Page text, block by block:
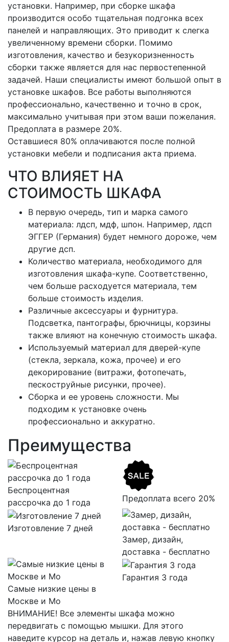
установки. Например, при сборке шкафа
производится особо тщательная подгонка всех
панелей и направляющих. Это приводит к слегка
увеличенному времени сборки. Помимо
изготовления, качество и безукоризненность
сборки также является для нас первостепенной
задачей. Наши специалисты имеют большой опыт в
установке шкафов. Все работы выполняются
профессионально, качественно и точно в срок,
максимально учитывая при этом ваши пожелания.
Предоплата в размере 20%.
Оставшиеся 80% оплачиваются после полной
установки мебели и подписания акта приема.
ЧТО ВЛИЯЕТ НА
СТОИМОСТЬ ШКАФА
В первую очередь, тип и марка самого
материала: лдсп, мдф, шпон. Например, лдсп
ЭГГЕР (Германия) будет немного дороже, чем
другие дсп.
Количество материала, необходимого для
изготовления шкафа-купе. Соответственно,
чем больше расходуется материала, тем
больше стоимость изделия.
Различные аксессуары и фурнитура.
Подсветка, пантографы, брючницы, корзины
также влияют на конечную стоимость шкафа.
Используемый материал для дверей-купе
(стекла, зеркала, кожа, прочее) и его
декорирование (витражи, фотопечать,
пескоструйные рисунки, прочее).
Сборка и ее уровень сложности. Мы
подходим к установке очень
профессионально и аккуратно.
Преимущества
Беспроцентная
рассрочка до 1 года
Предоплата всего 20%
Изготовление 7 дней
Замер, дизайн,
доставка - бесплатно
Самые низкие цены в
Москве и Мо
Гарантия 3 года
ВНИМАНИЕ! Все элементы шкафа можно
передвигать с помощью мышки. Для этого
наведите курсор на деталь и, нажав левую кнопку